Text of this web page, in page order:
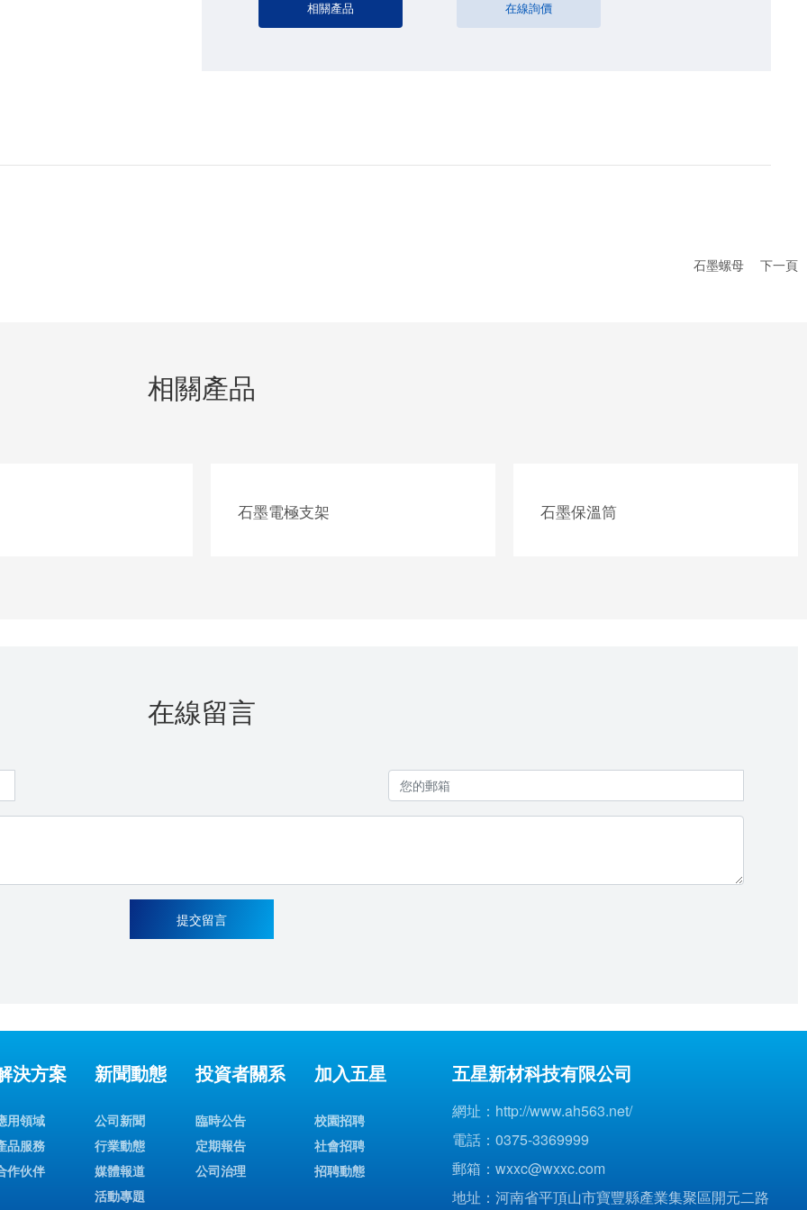
相關產品 在線詢價
石墨螺母 下一頁
相關產品
石墨電極支架 石墨保溫筒
在線留言
提交留言
決方案
用領域
品服務
作伙伴
新聞動態
公司新聞
行業動態
媒體報道
活動專題
投資者關系
臨時公告
定期報告
公司治理
加入五星
校園招聘
社會招聘
招聘動態
五星新材科技有限公司
網址： http://www.ah563.net/
電話： 0375-3369999
郵箱： wxxc@wxxc.com
地址：河南省平頂山市寶豐縣產業集聚區開元二路